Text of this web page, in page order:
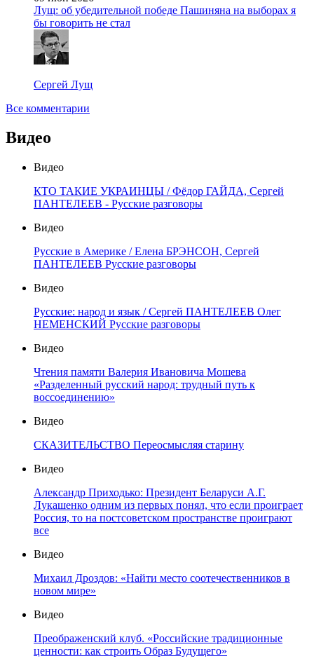
Лущ: об убедительной победе Пашиняна на выборах я
бы говорить не стал
Сергей Лущ
Все комментарии
Видео
Видео
КТО ТАКИЕ УКРАИНЦЫ / Фёдор ГАЙДА, Сергей
ПАНТЕЛЕЕВ - Русские разговоры
Видео
Русские в Америке / Елена БРЭНСОН, Сергей
ПАНТЕЛЕЕВ Русские разговоры
Видео
Русские: народ и язык / Сергей ПАНТЕЛЕЕВ Олег
НЕМЕНСКИЙ Русские разговоры
Видео
Чтения памяти Валерия Ивановича Мошева
«Разделенный русский народ: трудный путь к
воссоединению»
Видео
СКАЗИТЕЛЬСТВО Переосмысляя старину
Видео
Александр Приходько: Президент Беларуси А.Г.
Лукашенко одним из первых понял, что если проиграет
Россия, то на постсоветском пространстве проиграют
все
Видео
Михаил Дроздов: «Найти место соотечественников в
новом мире»
Видео
Преображенский клуб. «Российские традиционные
ценности: как строить Образ Будущего»